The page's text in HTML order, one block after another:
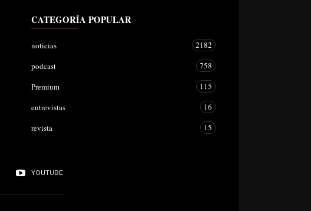
CATEGORÍA POPULAR
noticias
2182
podcast
758
Premium
115
entrevistas
16
revista
15
YOUTUBE